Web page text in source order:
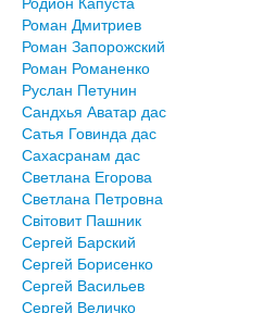
Роман Дмитриев
Роман Запорожский
Роман Романенко
Руслан Петунин
Сандхья Аватар дас
Сатья Говинда дас
Сахасранам дас
Светлана Егорова
Светлана Петровна
Світовит Пашник
Сергей Барский
Сергей Борисенко
Сергей Васильев
Сергей Величко